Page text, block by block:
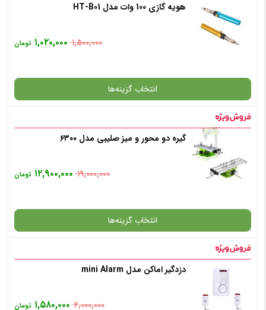
✧ چت با پشتیبان واتس آپ
انتخاب رنگ
✧ چت با پشتیبان واتس آپ
هویه گازی 100 وات مدل HT-B01
۱,۵۰۰,۰۰۰ ۱,۰۲۰,۰۰۰ تومان
انتخاب گزینه‌ها
انتخاب رنگ
✧ چت با پشتیبان واتس آپ
گیره دو محور و میز صلیبی مدل ۶۳۰۰
۱۹,۰۰۰,۰۰۰ ۱۲,۹۰۰,۰۰۰ تومان
انتخاب گزینه‌ها
گارانتی دزدگیر اماکن مدل mini Alarm
۲,۰۰۰,۰۰۰ ۱,۵۸۰,۰۰۰ تومان